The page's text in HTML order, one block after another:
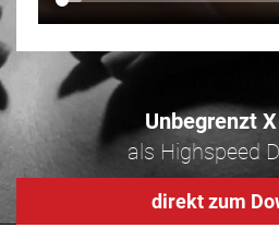
Unbegrenzt
als Highspeed
direkt zum